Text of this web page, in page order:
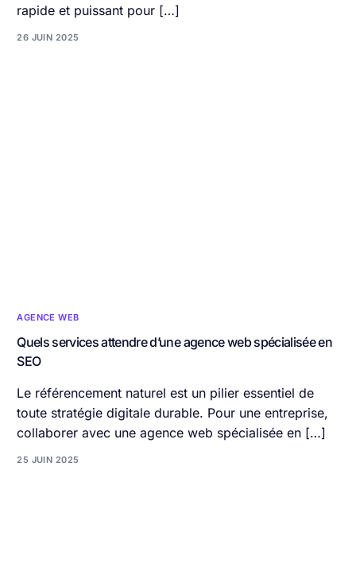
rapide et puissant pour […]
26 JUIN 2025
AGENCE WEB
Quels services attendre d’une agence web spécialisée en
SEO
Le référencement naturel est un pilier essentiel de
toute stratégie digitale durable. Pour une entreprise,
collaborer avec une agence web spécialisée en […]
25 JUIN 2025